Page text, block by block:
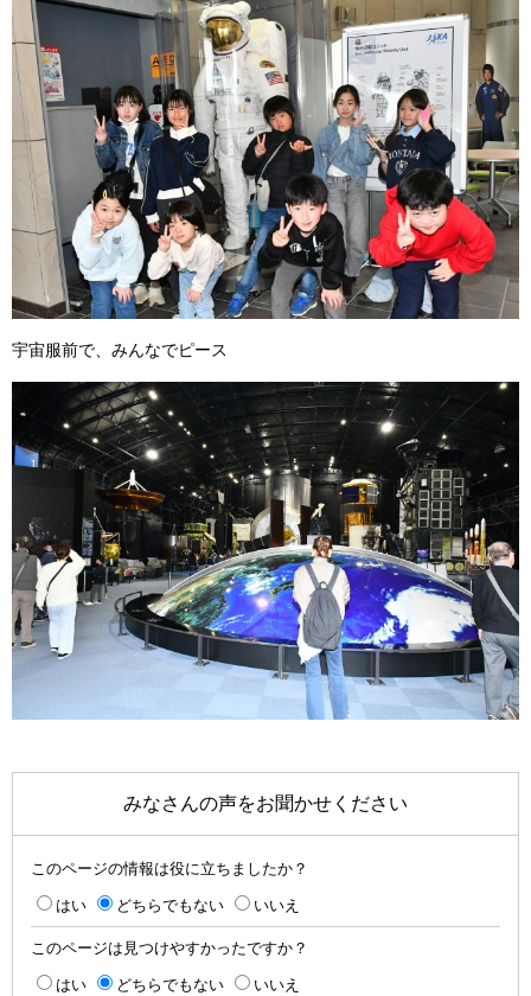
宇宙服前で、みんなでピース
みなさんの声をお聞かせください
このページの情報は役に立ちましたか？
はい どちらでもない いいえ
このページは見つけやすかったですか？
はい どちらでもない いいえ